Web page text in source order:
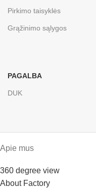
Pirkimo taisyklės
Grąžinimo sąlygos
PAGALBA
DUK
Apie mus
360 degree view
About Factory